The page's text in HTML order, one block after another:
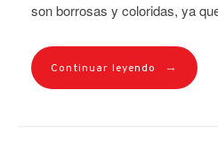
son borrosas y coloridas, ya
Continuar leyendo →